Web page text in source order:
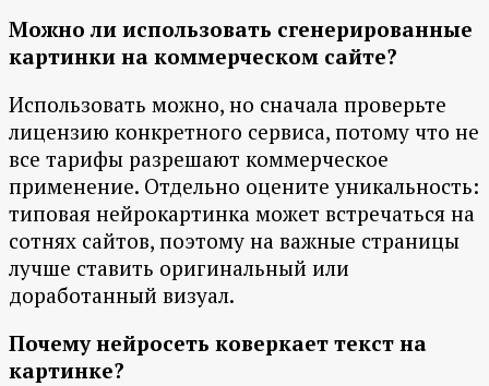
Можно ли использовать сгенерированные
картинки на коммерческом сайте?
Использовать можно, но сначала проверьте
лицензию конкретного сервиса, потому что не
все тарифы разрешают коммерческое
применение. Отдельно оцените уникальность:
типовая нейрокартинка может встречаться на
сотнях сайтов, поэтому на важные страницы
лучше ставить оригинальный или
доработанный визуал.
Почему нейросеть коверкает текст на
картинке?